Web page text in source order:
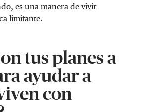
es una manera de vivir
limitante.
tus planes a
ayudar a
con